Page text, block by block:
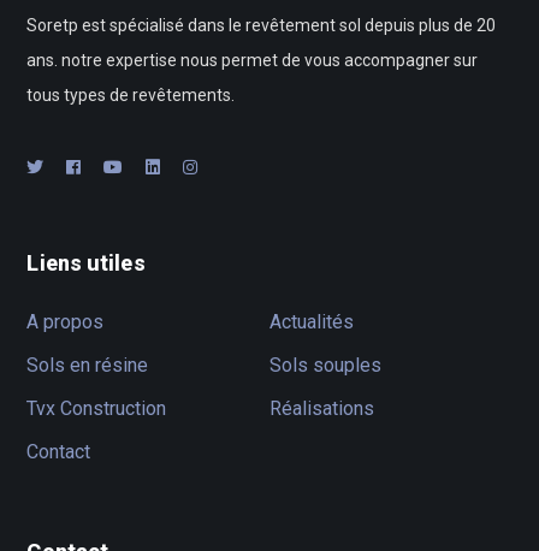
Soretp est spécialisé dans le revêtement sol depuis plus de 20
ans. notre expertise nous permet de vous accompagner sur
tous types de revêtements.
Liens utiles
A propos
Actualités
Sols en résine
Sols souples
Tvx Construction
Réalisations
Contact